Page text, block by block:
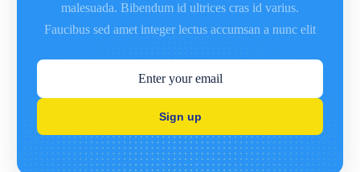
malesuada. Bibendum id ultrices cras id varius.
Faucibus sed amet integer lectus accumsan a nunc elit
Sign up